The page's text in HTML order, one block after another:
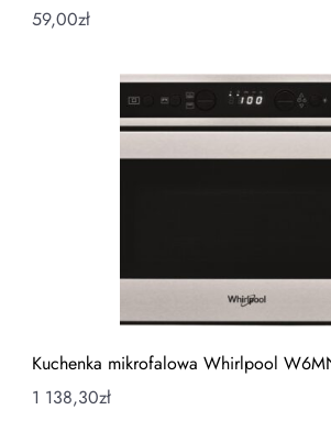
59,00zł
Kuchenka mikrofalowa Whirlpool
1 138,30zł